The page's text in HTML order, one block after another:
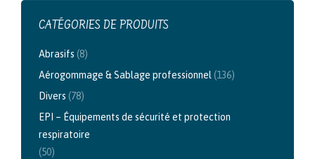
CATÉGORIES DE PRODUITS
Abrasifs (8)
Aérogommage & Sablage professionnel(136)
Divers (78)
EPI – Équipements de sécurité et protection
respiratoire
(50)